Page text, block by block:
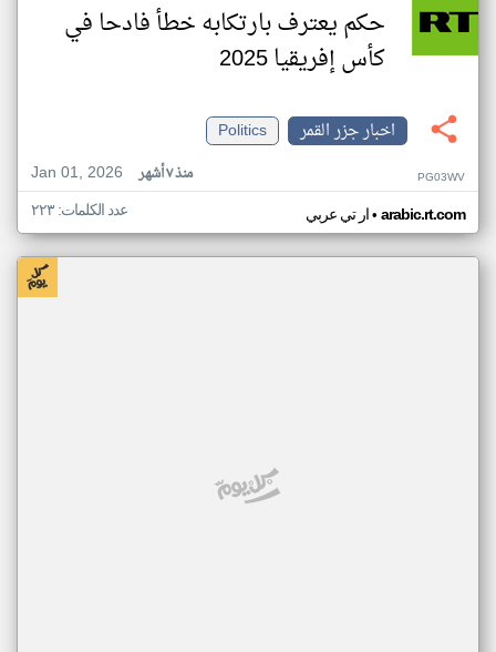
حكم يعترف بارتكابه خطأ فادحا في
كأس إفريقيا 2025
اخبار جزر القمر
Politics
Jan 01, 2026
منذ ٧ أشهر PG03WV
ار تي عربي• arabic.rt.com عدد الكلمات: ٢٢٣